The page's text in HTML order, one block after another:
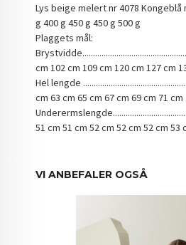
Lys beige melert nr 4078 Kongeblå
g 400 g 450 g 450 g 500 g
Plaggets mål:
cm 102 cm 109 cm 120 cm 127 cm
Hel lengde
cm 63 cm 65 cm 67 cm 69 cm 71 cm
51 cm 51 cm 52 cm 52 cm 52 cm 53
VI ANBEFALER OGSÅ